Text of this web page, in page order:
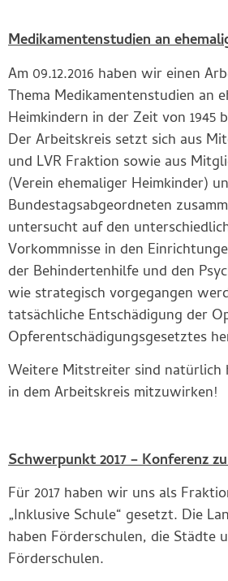
Medikamentenstudien an
Am 09.12.2016 haben wir einen
Thema Medikamentenstudien an
Heimkindern in der Zeit von 1945
Der Arbeitskreis setzt sich aus
und LVR Fraktion sowie aus
(Verein ehemaliger Heimkinder)
Bundestagsabgeordneten
untersucht auf den
Vorkommnisse in den
der Behindertenhilfe und den
wie strategisch vorgegangen
tatsächliche Entschädigung der
Opferentschädigungsgesetztes
Weitere Mitstreiter sind natürlich
in dem Arbeitskreis mitzuwirken!
Schwerpunkt 2017 – Konferenz
Für 2017 haben wir uns als
„Inklusive Schule“ gesetzt. Die
haben Förderschulen, die Städte
Förderschulen.